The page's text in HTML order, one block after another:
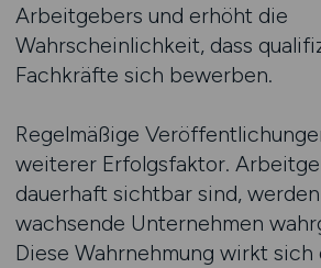
Arbeitgebers und erhöht die
Wahrscheinlichkeit, dass
Fachkräfte sich bewerben.
Regelmäßige
weiterer Erfolgsfaktor.
dauerhaft sichtbar sind,
wachsende Unternehmen
Diese Wahrnehmung wirkt